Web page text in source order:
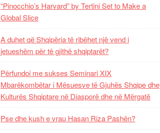
“Pinocchio’s Harvard” by Tertini Set to Make a
Global Slice
A duhet që Shqipëria të ribëhet një vend i
jetueshëm për të gjithë shqiptarët?
Përfundoi me sukses Seminari XIX
Mbarëkombëtar i Mësuesve të Gjuhës Shqipe dhe
Kulturës Shqiptare në Diasporë dhe në Mërgatë
Pse dhe kush e vrau Hasan Riza Pashën?